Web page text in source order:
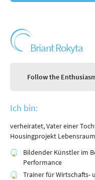
Briant Rokyta
Follow the
Ich bin:
verheiratet, Vater einer
Housingprojekt
Bildender Künstler im
Performance
Trainer für Wirtschafts-